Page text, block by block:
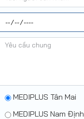
MEDIPLUS Tân Mai
MEDIPLUS Nam Định